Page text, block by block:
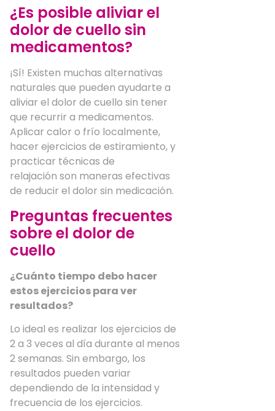
¿Es posible aliviar el
dolor de cuello sin
medicamentos?
¡Sí! Existen muchas alternativas
naturales que pueden ayudarte a
aliviar el dolor de cuello sin tener
que recurrir a medicamentos.
Aplicar calor o frío localmente,
hacer ejercicios de estiramiento, y
practicar técnicas de
relajación son maneras efectivas
de reducir el dolor sin medicación.
Preguntas frecuentes
sobre el dolor de
cuello
¿Cuánto tiempo debo hacer
estos ejercicios para ver
resultados?
Lo ideal es realizar los ejercicios de
2 a 3 veces al día durante al menos
2 semanas. Sin embargo, los
resultados pueden variar
dependiendo de la intensidad y
frecuencia de los ejercicios.